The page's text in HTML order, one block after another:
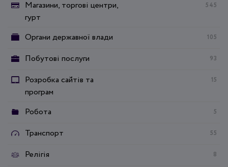
Магазини, торгові центри,
гурт
545
Органи державної влади 105
Побутові послуги 93
Розробка сайтів та
програм
15
Робота 5
Транспорт 55
Релігія 8